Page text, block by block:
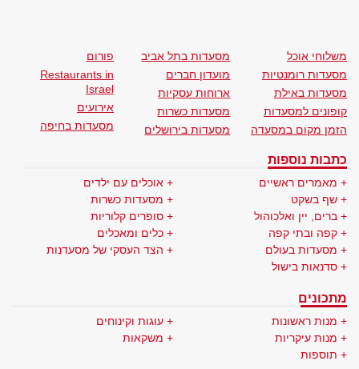
משלוחי אוכל
מסעדות רומנטיות
מסעדות באילת
קופונים למסעדות
הזמן מקום במסעדה
מסעדות בתל אביב
מועדון חברים
ארוחות עסקיות
מסעדות כשרות
מסעדות בירושלים
פורום
Restaurants in
Israel
אירועים
מסעדות בחיפה
כתבות נוספות
מאמרים ראשיים
שף בשקט
ברים, יין ואלכוהול
קפה ובתי קפה
מסעדות בעולם
סדנאות בישול
אוכלים עם ילדים
מסעדות כשרות
סופרים קלוריות
כלים ומאכלים
הצד העסקי של מסעדנות
מתכונים
מנות ראשונות
מנות עיקריות
תוספות
עוגות וקינוחים
משקאות